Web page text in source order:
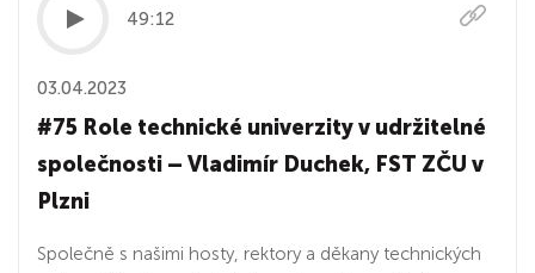
49:12
03.04.2023
#75 Role technické univerzity v udržitelné
společnosti – Vladimír Duchek, FST ZČU v
Plzni
Společně s našimi hosty, rektory a děkany technických